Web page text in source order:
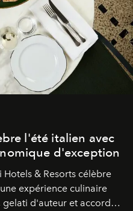
l'été italien avec
d'exception
Hotels & Resorts célèbre
expérience culinaire
gelati d'auteur et accords